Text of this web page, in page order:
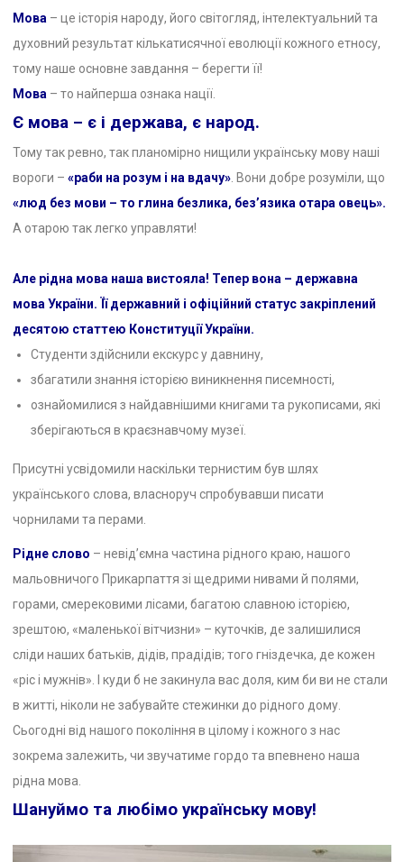
Мова – це історія народу, його світогляд, інтелектуальний та
духовний результат кількатисячної еволюції кожного етносу,
тому наше основне завдання – берегти її!
Мова – то найперша ознака нації.
Є мова – є і держава, є народ.
Тому так ревно, так планомірно нищили українську мову наші
вороги –«раби на розум і на вдачу» . Вони добре розуміли, що
«люд без мови – то глина безлика, без’язика отара овець».
А отарою так легко управляти!
Але рідна мова наша вистояла! Тепер вона – державна
мова України. Її державний і офіційний статус закріплений
десятою статтею Конституції України.
Студенти здійснили екскурс у давнину,
збагатили знання історією виникнення писемності,
ознайомилися з найдавнішими книгами та рукописами, які
зберігаються в краєзнавчому музеї.
Присутні усвідомили наскільки тернистим був шлях
українського слова, власноруч спробувавши писати
чорнилами та перами.
Рідне слово – невід’ємна частина рідного краю, нашого
мальовничого Прикарпаття зі щедрими нивами й полями,
горами, смерековими лісами, багатою славною історією,
зрештою, «маленької вітчизни» – куточків, де залишилися
сліди наших батьків, дідів, прадідів; того гніздечка, де кожен
«ріс і мужнів». І куди б не закинула вас доля, ким би ви не стали
в житті, ніколи не забувайте стежинки до рідного дому.
Сьогодні від нашого покоління в цілому і кожного з нас
зокрема залежить, чи звучатиме гордо та впевнено наша
рідна мова.
Шануймо та любімо українську мову!